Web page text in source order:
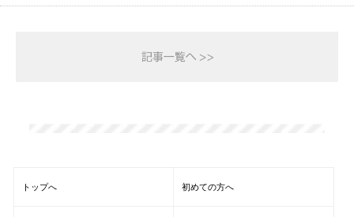
トップへ 初めての方へ